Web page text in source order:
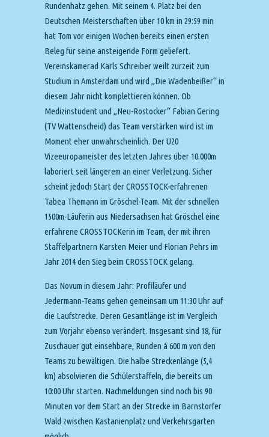
Rundenhatz gehen. Mit seinem 4. Platz bei den
Deutschen Meisterschaften über 10 km in 29:59 min
hat Tom vor einigen Wochen bereits einen ersten
Beleg für seine ansteigende Form geliefert.
Vereinskamerad Karls Schreiber weilt zurzeit zum
Studium in Amsterdam und wird „Die Wadenbeißer“ in
diesem Jahr nicht komplettieren können. Ob
Medizinstudent und „Neu-Rostocker“ Fabian Gering
(TV Wattenscheid) das Team verstärken wird ist im
Moment eher unwahrscheinlich. Der U20
Vizeeuropameister des letzten Jahres über 10.000m
laboriert seit längerem an einer Verletzung. Sicher
scheint jedoch Start der CROSSTOCK-erfahrenen
Tabea Themann im Gröschel-Team. Mit der schnellen
1500m-Läuferin aus Niedersachsen hat Gröschel eine
erfahrene CROSSTOCKerin im Team, der mit ihren
Staffelpartnern Karsten Meier und Florian Pehrs im
Jahr 2014 den Sieg beim CROSSTOCK gelang.
Das Novum in diesem Jahr: Profiläufer und
Jedermann-Teams gehen gemeinsam um 11:30 Uhr auf
die Laufstrecke. Deren Gesamtlänge ist im Vergleich
zum Vorjahr ebenso verändert. Insgesamt sind 18, für
Zuschauer gut einsehbare, Runden á 600 m von den
Teams zu bewältigen. Die halbe Streckenlänge (5,4
km) absolvieren die Schülerstaffeln, die bereits um
10:00 Uhr starten. Nachmeldungen sind noch bis 90
Minuten vor dem Start an der Strecke im Barnstorfer
Wald zwischen Kastanienplatz und Verkehrsgarten